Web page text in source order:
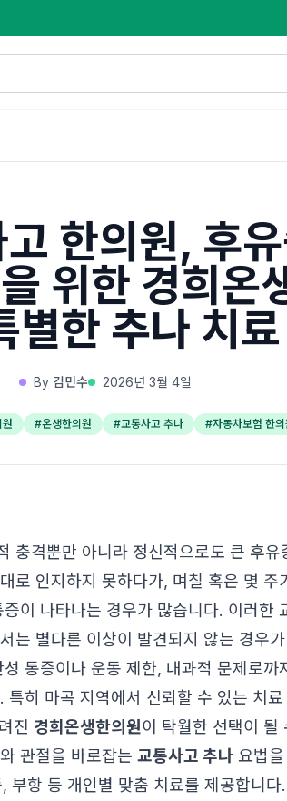
한의원, 후
위한 경희온
별한 추나 치료
By 김민수 2026년 3월 4일
#온생한의원 #교통사고 추나 #자동차보험 한의
충격뿐만 아니라 정신적으로도 큰 후유
로 인지하지 못하다가, 며칠 혹은 몇 주
이 나타나는 경우가 많습니다. 이러한
는 별다른 이상이 발견되지 않는 경우가
통증이나 운동 제한, 내과적 문제로까
특히 마곡 지역에서 신뢰할 수 있는 치
진 경희온생한의원이 탁월한 선택이 될
관절을 바로잡는 교통사고 추나 요법
부항 등 개인별 맞춤 치료를 제공합니